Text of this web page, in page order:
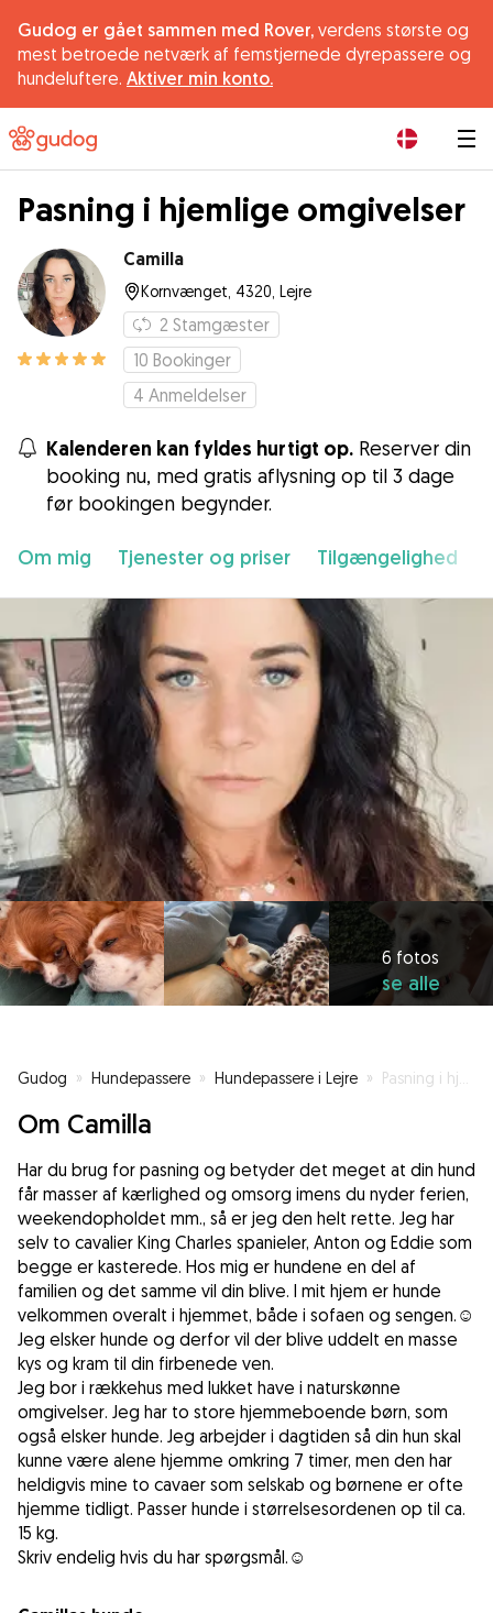
Gudog er gået sammen med Rover, verdens største og
mest betroede netværk af femstjernede dyrepassere og
hundeluftere. Aktiver min konto.
Pasning i hjemlige omgivelser
Camilla
Kornvænget, 4320, Lejre
2 Stamgæster
10 Bookinger
4 Anmeldelser
Kalenderen kan fyldes hurtigt op. Reserver din
booking nu, med gratis aflysning op til 3 dage
før bookingen begynder.
Om mig Tjenester og priser Tilgængelighed
6 fotos
se alle
Gudog » Hundepassere » Hundepassere i Lejre » Pasning i hjemlige omgivelser
Om Camilla
Har du brug for pasning og betyder det meget at din hund
får masser af kærlighed og omsorg imens du nyder ferien,
weekendopholdet mm., så er jeg den helt rette. Jeg har
selv to cavalier King Charles spanieler, Anton og Eddie som
begge er kasterede. Hos mig er hundene en del af
familien og det samme vil din blive. I mit hjem er hunde
velkommen overalt i hjemmet, både i sofaen og sengen.☺️
Jeg elsker hunde og derfor vil der blive uddelt en masse
kys og kram til din firbenede ven.
Jeg bor i rækkehus med lukket have i naturskønne
omgivelser. Jeg har to store hjemmeboende børn, som
også elsker hunde. Jeg arbejder i dagtiden så din hun skal
kunne være alene hjemme omkring 7 timer, men den har
heldigvis mine to cavaer som selskab og børnene er ofte
hjemme tidligt. Passer hunde i størrelsesordenen op til ca.
15 kg.
Skriv endelig hvis du har spørgsmål.☺️